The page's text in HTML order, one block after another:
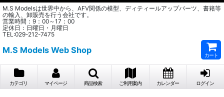
M.S Modelsは世界中から、AFV関係の模型、ディティールアップパーツ、書籍等
の輸入、卸販売を行う会社です。
営業時間：9：00～17：00
定休日：日曜日・月曜日
TEL:029-212-7475
M.S Models Web Shop
カート
カテゴリ マイページ 商品検索 ご利用案内 カレンダー ログイン